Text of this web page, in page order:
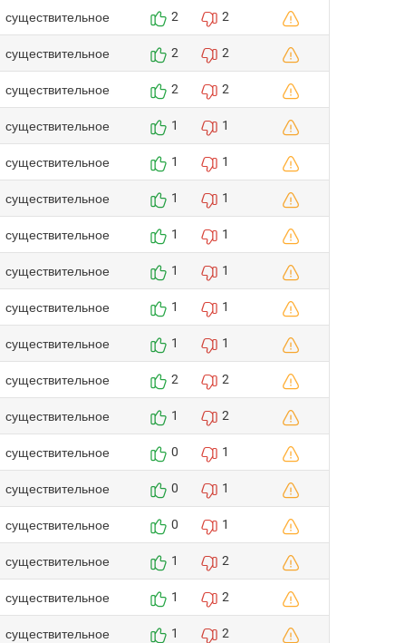
существительное 2 2
существительное 2 2
существительное 2 2
существительное 1 1
существительное 1 1
существительное 1 1
существительное 1 1
существительное 1 1
существительное 1 1
существительное 1 1
существительное 2 2
существительное 1 2
существительное 0 1
существительное 0 1
существительное 0 1
существительное 1 2
существительное 1 2
существительное 1 2